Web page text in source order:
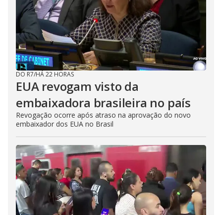
DO R7/HÁ 22 HORAS
EUA revogam visto da
embaixadora brasileira no país
Revogação ocorre após atraso na aprovação do novo
embaixador dos EUA no Brasil